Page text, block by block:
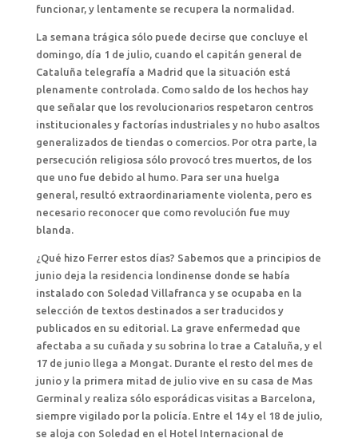
funcionar, y lentamente se recupera la normalidad.
La semana trágica sólo puede decirse que concluye el
domingo, día 1 de julio, cuando el capitán general de
Cataluña telegrafía a Madrid que la situación está
plenamente controlada. Como saldo de los hechos hay
que señalar que los revolucionarios respetaron centros
institucionales y factorías industriales y no hubo asaltos
generalizados de tiendas o comercios. Por otra parte, la
persecución religiosa sólo provocó tres muertos, de los
que uno fue debido al humo. Para ser una huelga
general, resultó extraordinariamente violenta, pero es
necesario reconocer que como revolución fue muy
blanda.
¿Qué hizo Ferrer estos días? Sabemos que a principios de
junio deja la residencia londinense donde se había
instalado con Soledad Villafranca y se ocupaba en la
selección de textos destinados a ser traducidos y
publicados en su editorial. La grave enfermedad que
afectaba a su cuñada y su sobrina lo trae a Cataluña, y el
17 de junio llega a Mongat. Durante el resto del mes de
junio y la primera mitad de julio vive en su casa de Mas
Germinal y realiza sólo esporádicas visitas a Barcelona,
siempre vigilado por la policía. Entre el 14 y el 18 de julio,
se aloja con Soledad en el Hotel Internacional de